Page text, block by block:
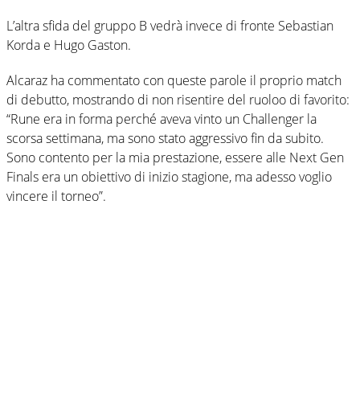
L’altra sfida del gruppo B vedrà invece di fronte Sebastian
Korda e Hugo Gaston.
Alcaraz ha commentato con queste parole il proprio match
di debutto, mostrando di non risentire del ruoloo di favorito:
“Rune era in forma perché aveva vinto un Challenger la
scorsa settimana, ma sono stato aggressivo fin da subito.
Sono contento per la mia prestazione, essere alle Next Gen
Finals era un obiettivo di inizio stagione, ma adesso voglio
vincere il torneo”.